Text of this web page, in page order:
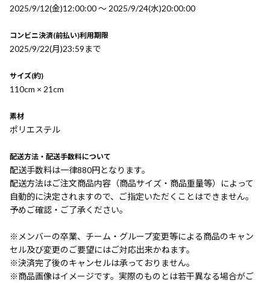
2025/9/12(金)12:00:00 〜 2025/9/24(水)20:00:00
コンビニ決済(前払い)利用期限
2025/9/22(月)23:59まで
サイズ(約)
110cm × 21cm
素材
ポリエステル
配送方法・配送手数料について
配送手数料は一律880円となります。
配送方法はご注文商品内容（商品サイズ・商品重量等）によって
自動的に決定されますので、ご指定いただくことはできません。
予めご確認・ご了承ください。
※メンバーの卒業、チーム・グループ変更等による商品のキャン
セル及び変更のご要望にはご対応出来かねます。
※決済完了後のキャンセルは承っておりません。
※商品画像はイメージです。実際のものとは若干異なる場合がご